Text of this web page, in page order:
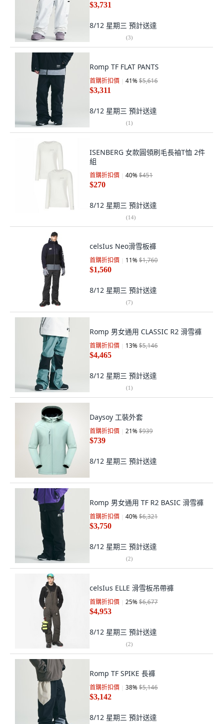
$3,731
8/12 星期三 預計送達
(3)
Romp TF FLAT PANTS
首購折扣價 41%$5,616
$3,311
8/12 星期三 預計送達
(1)
ISENBERG 女款圓領刷毛長袖T恤 2件
組
首購折扣價 40%$451
$270
8/12 星期三 預計送達
(14)
celsIus Neo滑雪板褲
首購折扣價 11%$1,760
$1,560
8/12 星期三 預計送達
(7)
Romp 男女通用 CLASSIC R2 滑雪褲
首購折扣價 13%$5,146
$4,465
8/12 星期三 預計送達
(1)
Daysoy 工裝外套
首購折扣價 21%$939
$739
8/12 星期三 預計送達
Romp 男女通用 TF R2 BASIC 滑雪褲
首購折扣價 40%$6,321
$3,750
8/12 星期三 預計送達
(2)
celsIus ELLE 滑雪板吊帶褲
首購折扣價 25%$6,677
$4,953
8/12 星期三 預計送達
(2)
Romp TF SPIKE 長褲
首購折扣價 38%$5,146
$3,142
8/12 星期三 預計送達